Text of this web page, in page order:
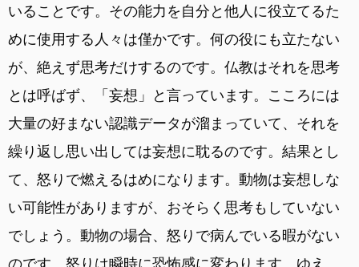
いることです。その能力を自分と他人に役立てるた
めに使用する人々は僅かです。何の役にも立たない
が、絶えず思考だけするのです。仏教はそれを思考
とは呼ばず、「妄想」と言っています。こころには
大量の好まない認識データが溜まっていて、それを
繰り返し思い出しては妄想に耽るのです。結果とし
て、怒りで燃えるはめになります。動物は妄想しな
い可能性がありますが、おそらく思考もしていない
でしょう。動物の場合、怒りで病んでいる暇がない
のです。怒りは瞬時に恐怖感に変わります。ゆえ